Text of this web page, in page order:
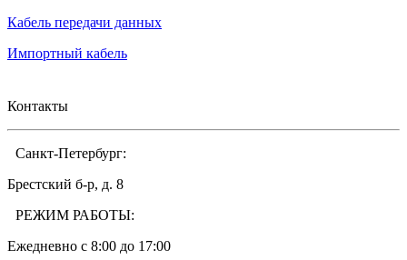
Кабель передачи данных
Импортный кабель
Контакты
Санкт-Петербург:
Брестский б-р, д. 8
РЕЖИМ РАБОТЫ:
Ежедневно c 8:00 до 17:00